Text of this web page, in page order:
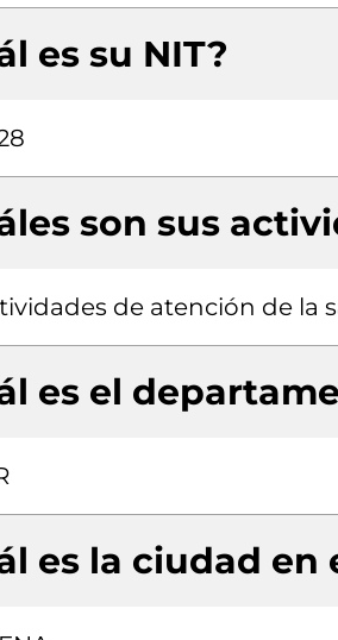
es su NIT?
son sus
de atención de la
es el
es la ciudad en